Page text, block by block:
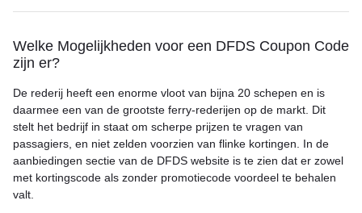
Welke Mogelijkheden voor een DFDS Coupon Code
zijn er?
De rederij heeft een enorme vloot van bijna 20 schepen en is
daarmee een van de grootste ferry-rederijen op de markt. Dit
stelt het bedrijf in staat om scherpe prijzen te vragen van
passagiers, en niet zelden voorzien van flinke kortingen. In de
aanbiedingen sectie van de DFDS website is te zien dat er zowel
met kortingscode als zonder promotiecode voordeel te behalen
valt.